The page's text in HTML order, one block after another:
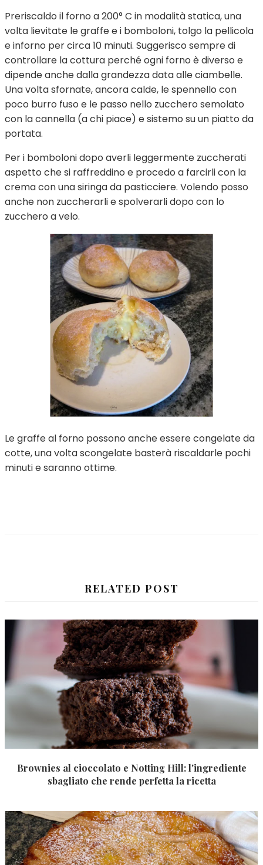
Preriscaldo il forno a 200° C in modalità statica, una
volta lievitate le graffe e i bomboloni, tolgo la pellicola
e inforno per circa 10 minuti. Suggerisco sempre di
controllare la cottura perché ogni forno è diverso e
dipende anche dalla grandezza data alle ciambelle.
Una volta sfornate, ancora calde, le spennello con
poco burro fuso e le passo nello zucchero semolato
con la cannella (a chi piace) e sistemo su un piatto da
portata.
Per i bomboloni dopo averli leggermente zuccherati
aspetto che si raffreddino e procedo a farcirli con la
crema con una siringa da pasticciere. Volendo posso
anche non zuccherarli e spolverarli dopo con lo
zucchero a velo.
Le graffe al forno possono anche essere congelate da
cotte, una volta scongelate basterà riscaldarle pochi
minuti e saranno ottime.
RELATED POST
Brownies al cioccolato e Notting Hill: l'ingrediente
sbagliato che rende perfetta la ricetta